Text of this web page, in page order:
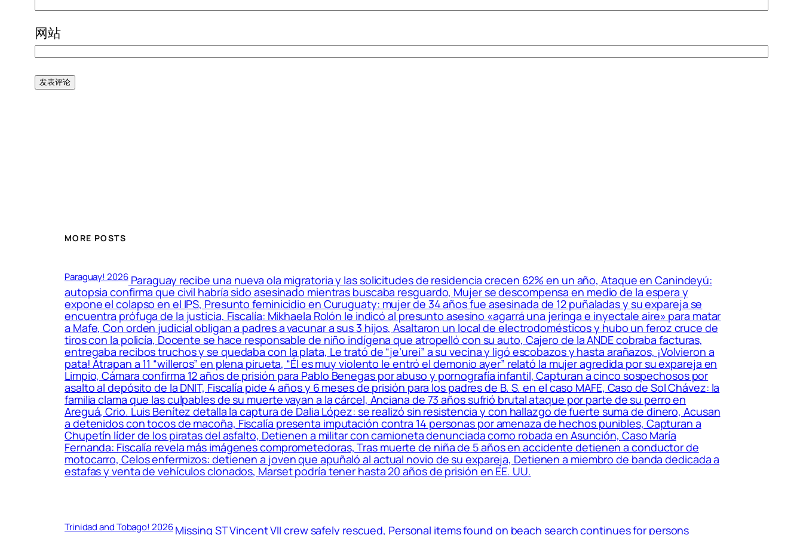
网站
MORE POSTS
Paraguay! 2026Paraguay recibe una nueva ola migratoria y las solicitudes de residencia crecen 62% en un año, Ataque en Canindeyú:
autopsia confirma que civil habría sido asesinado mientras buscaba resguardo, Mujer se descompensa en medio de la espera y
expone el colapso en el IPS, Presunto feminicidio en Curuguaty: mujer de 34 años fue asesinada de 12 puñaladas y su expareja se
encuentra prófuga de la justicia, Fiscalía: Mikhaela Rolón le indicó al presunto asesino «agarrá una jeringa e inyectale aire» para matar
a Mafe, Con orden judicial obligan a padres a vacunar a sus 3 hijos, Asaltaron un local de electrodomésticos y hubo un feroz cruce de
tiros con la policía, Docente se hace responsable de niño indígena que atropelló con su auto, Cajero de la ANDE cobraba facturas,
entregaba recibos truchos y se quedaba con la plata, Le trató de “je’urei” a su vecina y ligó escobazos y hasta arañazos, ¡Volvieron a
pata! Atrapan a 11 “willeros” en plena pirueta, “Él es muy violento le entró el demonio ayer” relató la mujer agredida por su expareja en
Limpio, Cámara confirma 12 años de prisión para Pablo Benegas por abuso y pornografía infantil, Capturan a cinco sospechosos por
asalto al depósito de la DNIT, Fiscalía pide 4 años y 6 meses de prisión para los padres de B. S. en el caso MAFE, Caso de Sol Chávez: la
familia clama que las culpables de su muerte vayan a la cárcel, Anciana de 73 años sufrió brutal ataque por parte de su perro en
Areguá, Crio. Luis Benítez detalla la captura de Dalia López: se realizó sin resistencia y con hallazgo de fuerte suma de dinero, Acusan
a detenidos con tocos de macoña, Fiscalía presenta imputación contra 14 personas por amenaza de hechos punibles, Capturan a
Chupetín líder de los piratas del asfalto, Detienen a militar con camioneta denunciada como robada en Asunción, Caso María
Fernanda: Fiscalía revela más imágenes comprometedoras, Tras muerte de niña de 5 años en accidente detienen a conductor de
motocarro, Celos enfermizos: detienen a joven que apuñaló al actual novio de su expareja, Detienen a miembro de banda dedicada a
estafas y venta de vehículos clonados, Marset podría tener hasta 20 años de prisión en EE. UU.
Trinidad and Tobago! 2026Missing ST Vincent VII crew safely rescued, Personal items found on beach search continues for persons